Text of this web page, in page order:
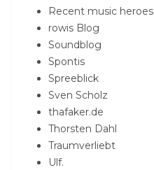
Recent music heroes
rowis Blog
Soundblog
Spontis
Spreeblick
Sven Scholz
thafaker.de
Thorsten Dahl
Traumverliebt
Ulf.